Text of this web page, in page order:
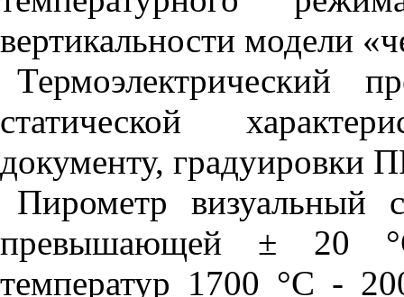
вертикальности модели
Термоэлектрический
статической
документу, градуировки
Пирометр визуальный
превышающей ± 20
температур 1700 °С -